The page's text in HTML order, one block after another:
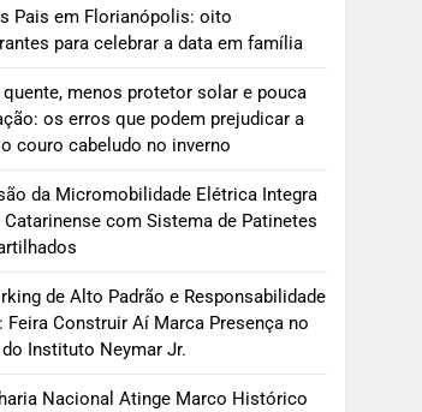
Pais em Florianópolis: oito
para celebrar a data em família
quente, menos protetor solar e pouca
os erros que podem prejudicar a
couro cabeludo no inverno
da Micromobilidade Elétrica Integra
Catarinense com Sistema de Patinetes
de Alto Padrão e Responsabilidade
Feira Construir Aí Marca Presença no
Instituto Neymar Jr.
Nacional Atinge Marco Histórico